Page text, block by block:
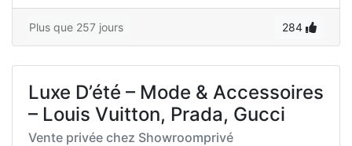
Plus que 257 jours 284
Luxe D’été – Mode & Accessoires
– Louis Vuitton, Prada, Gucci
Vente privée chez Showroomprivé